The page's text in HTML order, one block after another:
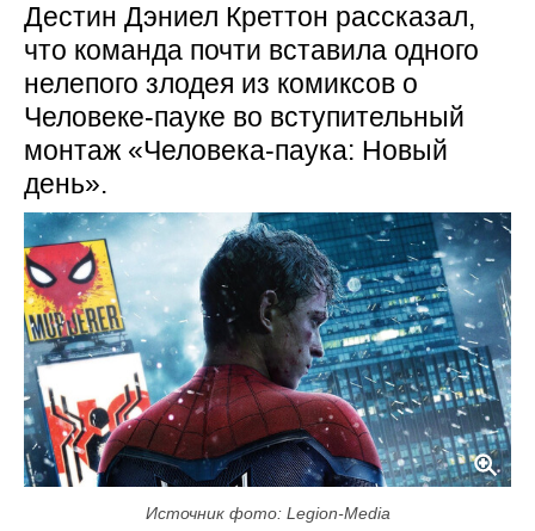
Дестин Дэниел Креттон рассказал,
что команда почти вставила одного
нелепого злодея из комиксов о
Человеке-пауке во вступительный
монтаж «Человека-паука: Новый
день».
Источник фото: Legion-Media